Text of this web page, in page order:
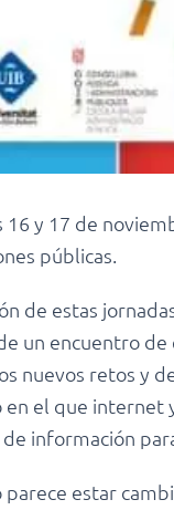
16 y 17 de
públicas.
de estas
un encuentro
nuevos retos y
en el que internet
información
parece estar